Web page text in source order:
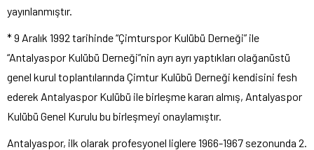
yayınlanmıştır.
* 9 Aralık 1992 tarihinde “Çimturspor Kulübü Derneği” ile
“Antalyaspor Kulübü Derneği”nin ayrı ayrı yaptıkları olağanüstü
genel kurul toplantılarında Çimtur Kulübü Derneği kendisini fesh
ederek Antalyaspor Kulübü ile birleşme kararı almış, Antalyaspor
Kulübü Genel Kurulu bu birleşmeyi onaylamıştır.
Antalyaspor, ilk olarak profesyonel liglere 1966-1967 sezonunda 2.